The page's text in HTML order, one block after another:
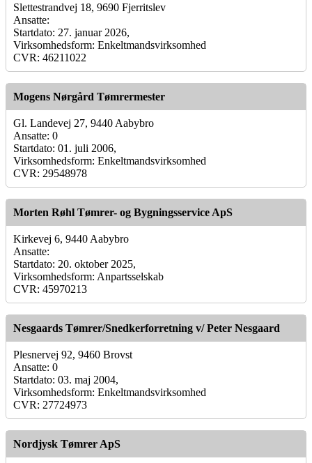
Slettestrandvej 18, 9690 Fjerritslev
Ansatte:
Startdato: 27. januar 2026,
Virksomhedsform: Enkeltmandsvirksomhed
CVR: 46211022
Mogens Nørgård Tømrermester
Gl. Landevej 27, 9440 Aabybro
Ansatte: 0
Startdato: 01. juli 2006,
Virksomhedsform: Enkeltmandsvirksomhed
CVR: 29548978
Morten Røhl Tømrer- og Bygningsservice ApS
Kirkevej 6, 9440 Aabybro
Ansatte:
Startdato: 20. oktober 2025,
Virksomhedsform: Anpartsselskab
CVR: 45970213
Nesgaards Tømrer/Snedkerforretning v/ Peter Nesgaard
Plesnervej 92, 9460 Brovst
Ansatte: 0
Startdato: 03. maj 2004,
Virksomhedsform: Enkeltmandsvirksomhed
CVR: 27724973
Nordjysk Tømrer ApS